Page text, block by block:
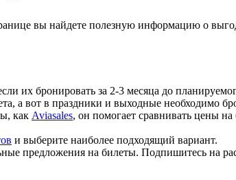
вы найдете полезную информацию о
их бронировать за 2-3 месяца до
а вот в праздники и выходные необходимо
как Aviasales, он помогает сравнивать цены
и выберите наиболее подходящий вариант.
предложения на билеты. Подпишитесь на